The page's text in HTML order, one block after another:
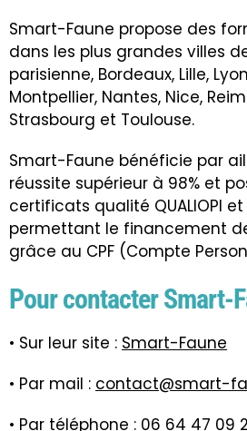
Smart-Faune propose des
dans les plus grandes villes
parisienne, Bordeaux, Lille,
Montpellier, Nantes, Nice,
Strasbourg et Toulouse.
Smart-Faune bénéficie par
réussite supérieur à 98% et
certificats qualité QUALIOPI et
permettant le financement
grâce au CPF (Compte
Pour contacter Smart-
• Sur leur site : Smart-Faune
• Par mail : contact@smart-
• Par téléphone : 06 64 47 09